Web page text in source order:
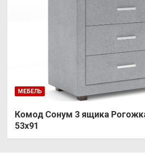
МЕБЕЛЬ
Комод Сонум 3 ящика
53х91